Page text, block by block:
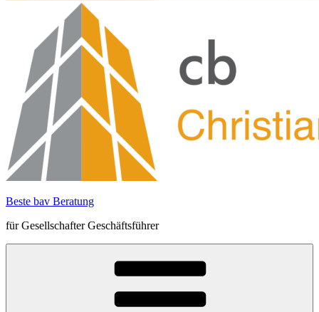
Beste bav Beratung
für Gesellschafter Geschäftsführer